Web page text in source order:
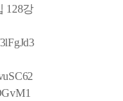
128강